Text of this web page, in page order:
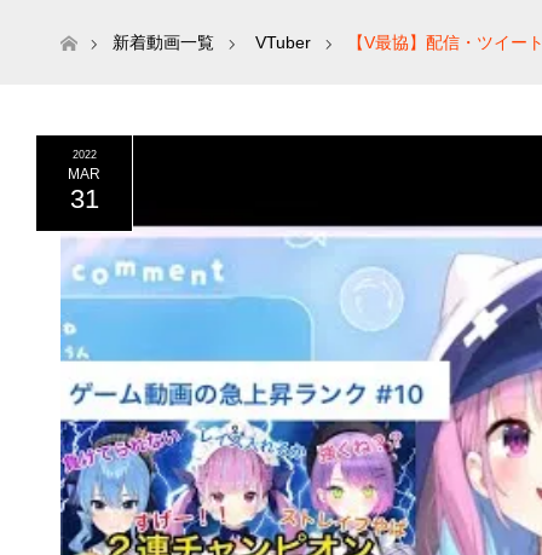
ホーム新着動画一覧 VTuber 【V最協】配信・ツイ
2022
MAR
31